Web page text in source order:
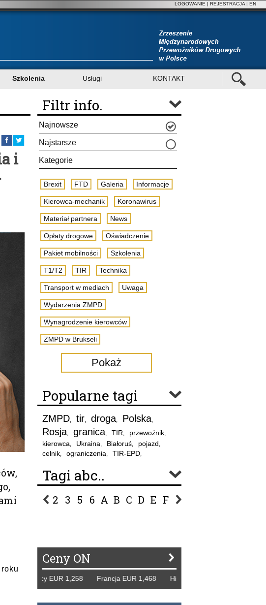
LOGOWANIE | REJESTRACJA | EN
Szkolenia Usługi KONTAKT
i
Filtr info.
Najnowsze
Najstarsze
Kategorie
Brexit FTD Galeria Informacje
Kierowca-mechanik Koronawirus
Materiał partnera News
Opłaty drogowe Oświadczenie
Pakiet mobilności Szkolenia
T1/T2 TIR Technika
Transport w mediach Uwaga
Wydarzenia ZMPD
Wynagrodzenie kierowców
ZMPD w Brukseli
Pokaż
Popularne tagi
ZMPD, tir, droga, Polska,
Rosja, granica, TIR, przewoźnik,
kierowca, Ukraina, Białoruś, pojazd,
celnik, ograniczenia, TIR-EPD,
Tagi abc..
2 3 5 6 A B C D E F G
Ceny ON
EUR 1,258 Francja EUR 1,468 Hiszpania EUR 1,229 WB GBP